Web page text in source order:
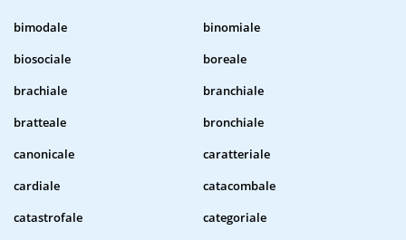
bimodale
binomiale
biosociale
boreale
brachiale
branchiale
bratteale
bronchiale
canonicale
caratteriale
cardiale
catacombale
catastrofale
categoriale